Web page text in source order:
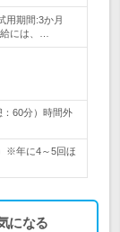
用期間:3か月
には、…
60分）時間外
※年に4～5回ほ
になる